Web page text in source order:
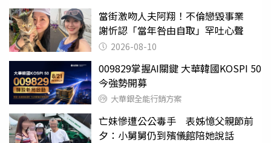
當街激吻人夫阿翔！不倫戀毀事業
謝忻認「當年咎由自取」罕吐心聲
2026-08-10
009829掌握AI關鍵 大華韓國KOSPI 50
今強勢開募
大華銀全能行銷方案
亡妹慘遭公公毒手 表姊憶父親節前
夕：小舅舅仍到殯儀館陪她說話